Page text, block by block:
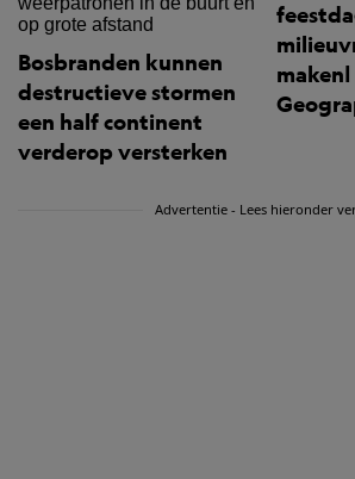
Bosbranden kunnen
destructieve stormen
een half continent
verderop versterken
Advertentie - Lees hieronder